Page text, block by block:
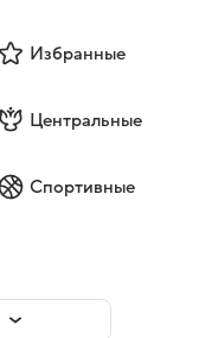
Избранные
Центральные
Спортивные